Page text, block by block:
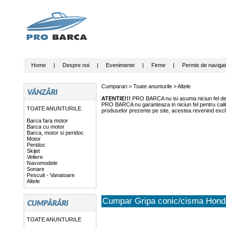
Home| Despre noi| Evenimente| Firme| Permis de
TOATE ANUNTURILE
Barca fara motor
Barca cu motor
Barca, motor si peridoc
Motor
Peridoc
Skijet
Veliere
Navomodele
Sonare
Pescuit - Vanatoare
Altele
TOATE ANUNTURILE
Cumparari > Toate anunturile>Altele
ATENTIE!!! PRO BARCA nu isi asuma niciun fel
PRO BARCA nu garanteaza in niciun fel pentru
produselor prezente pe site, acestea revenind
Cumpar Gripa conic/cisma